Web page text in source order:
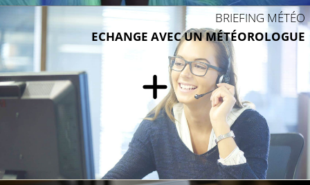
BRIEFING MÉTÉO
ECHANGE AVEC UN MÉTÉOROLOGUE